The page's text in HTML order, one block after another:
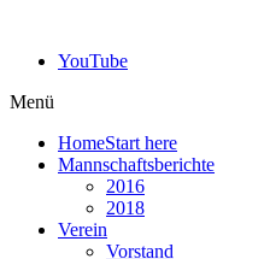
YouTube
Menü
HomeStart here
Mannschaftsberichte
2016
2018
Verein
Vorstand